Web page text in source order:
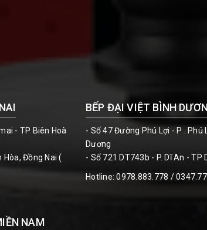
- TP Biên Hoà
Hòa, Đồng Nai (
BẾP ĐẠI VIỆT BÌNH
- Số 47 Đường Phú Lợi - P . Phú
Dương
- Số 721 DT743b - P. Dĩ An - TP
Hotline:0978.883.778 /
NAM